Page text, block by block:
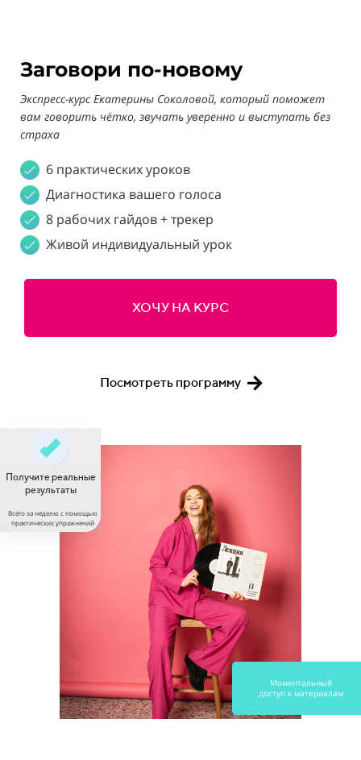
Заговори по-новому
Экспресс-курс Екатерины Соколовой, который поможет
вам говорить чётко, звучать уверенно и выступать без
страха
6 практических уроков
Диагностика вашего голоса
8 рабочих гайдов + трекер
Живой индивидуальный урок
ХОЧУ НА КУРС
Посмотреть программу
Моментальный
доступ к материалам
Получите реальные
результаты
Всего за неделю с помощью
практических упражнений